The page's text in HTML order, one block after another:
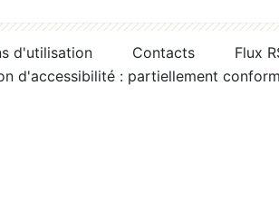
d'utilisation Contacts
Flux
d'accessibilité : partiellement